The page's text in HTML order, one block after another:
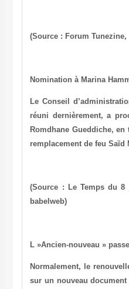
(Source : Forum Tunezine,
Nomination à Marina
Le Conseil
réuni dernièrement, a
Romdhane Gueddiche, en
remplacement de feu Saïd
(Source : Le Temps du 8
babelweb)
L »Ancien-nouveau »
Normalement, le
sur un nouveau